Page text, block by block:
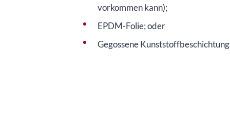
vorkommen kann);
EPDM-Folie; oder
Gegossene